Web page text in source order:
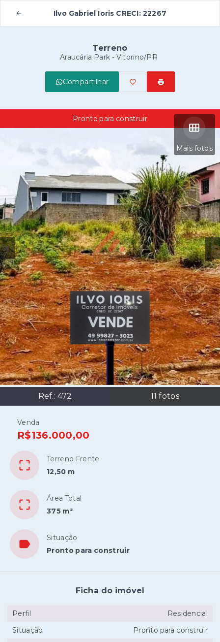
Ilvo Gabriel Ioris CRECI: 22267
Terreno
Araucária Park - Vitorino/PR
Compartilhar
Mais fotos
Ref.: 472 11 fotos
Pronto para construir
Venda
R$136.000,00
Terreno Frente
12,50 m
Área Total
375 m²
Situação
Pronto para construir
Ficha do imóvel
Perfil
Residencial
Situação
Pronto para construir